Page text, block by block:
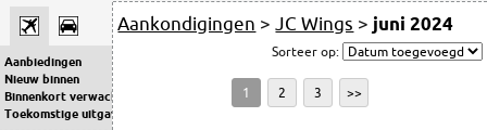
Aanbiedingen
Nieuw binnen
Binnenkort verwacht
Toekomstige uitgaven
Aankondigingen >JC Wings > juni 2024
Sorteer op:
1 2 3 >>